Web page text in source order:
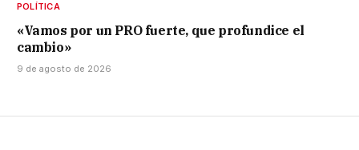
POLÍTICA
«Vamos por un PRO fuerte, que profundice el
cambio»
9 de agosto de 2026